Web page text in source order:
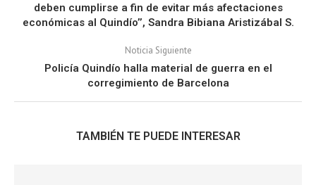
deben cumplirse a fin de evitar más afectaciones
económicas al Quindío’’, Sandra Bibiana Aristizábal S.
Noticia Siguiente
Policía Quindío halla material de guerra en el
corregimiento de Barcelona
TAMBIÉN TE PUEDE INTERESAR